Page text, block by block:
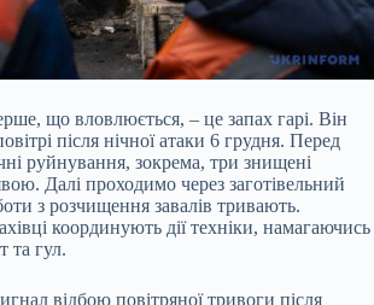
що вловлюється, – це запах гарі. Він
після нічної атаки 6 грудня. Перед
руйнування, зокрема, три знищені
Далі проходимо через заготівельний
з розчищення завалів тривають.
координують дії техніки, намагаючись
та гул.
відбою повітряної тривоги після